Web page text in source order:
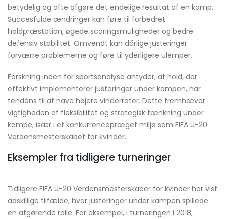
betydelig og ofte afgøre det endelige resultat af en kamp.
Succesfulde ændringer kan føre til forbedret
holdpræstation, øgede scoringsmuligheder og bedre
defensiv stabilitet. Omvendt kan dårlige justeringer
forværre problemerne og føre til yderligere ulemper.
Forskning inden for sportsanalyse antyder, at hold, der
effektivt implementerer justeringer under kampen, har
tendens til at have højere vinderrater. Dette fremhæver
vigtigheden af fleksibilitet og strategisk tænkning under
kampe, især i et konkurrencepræget miljø som FIFA U-20
Verdensmesterskabet for kvinder.
Eksempler fra tidligere turneringer
Tidligere FIFA U-20 Verdensmesterskaber for kvinder har vist
adskillige tilfælde, hvor justeringer under kampen spillede
en afgørende rolle. For eksempel, i turneringen i 2018,